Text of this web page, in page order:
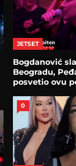
JETSET
Bogdanović
Beogradu,
posvetio ovu
0